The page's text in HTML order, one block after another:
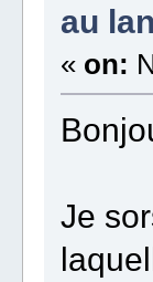
OpenJDK
OpenJDK
Found JAVA
JAVA is
JAVA
Defining
nbexec=./
=> Linux
au
« on:
Je